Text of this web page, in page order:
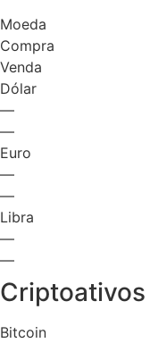
Moeda
Compra
Venda
Dólar
—
—
Euro
—
—
Libra
—
—
Criptoativos
Bitcoin